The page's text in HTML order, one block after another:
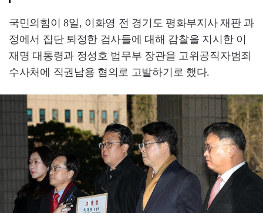
국민의힘이 8일, 이화영 전 경기도 평화부지사 재판 과
정에서 집단 퇴정한 검사들에 대해 감찰을 지시한 이
재명 대통령과 정성호 법무부 장관을 고위공직자범죄
수사처에 직권남용 혐의로 고발하기로 했다.